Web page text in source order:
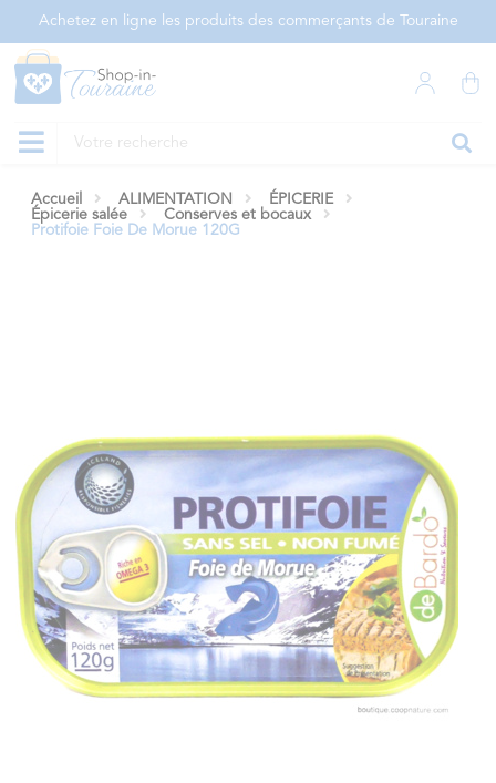
Achetez en ligne les produits des commerçants de Touraine
Accueil ALIMENTATION
ÉPICERIE
Épicerie salée
Conserves et bocaux
Protifoie Foie De Morue 120G
Panneau de gestion des cookies